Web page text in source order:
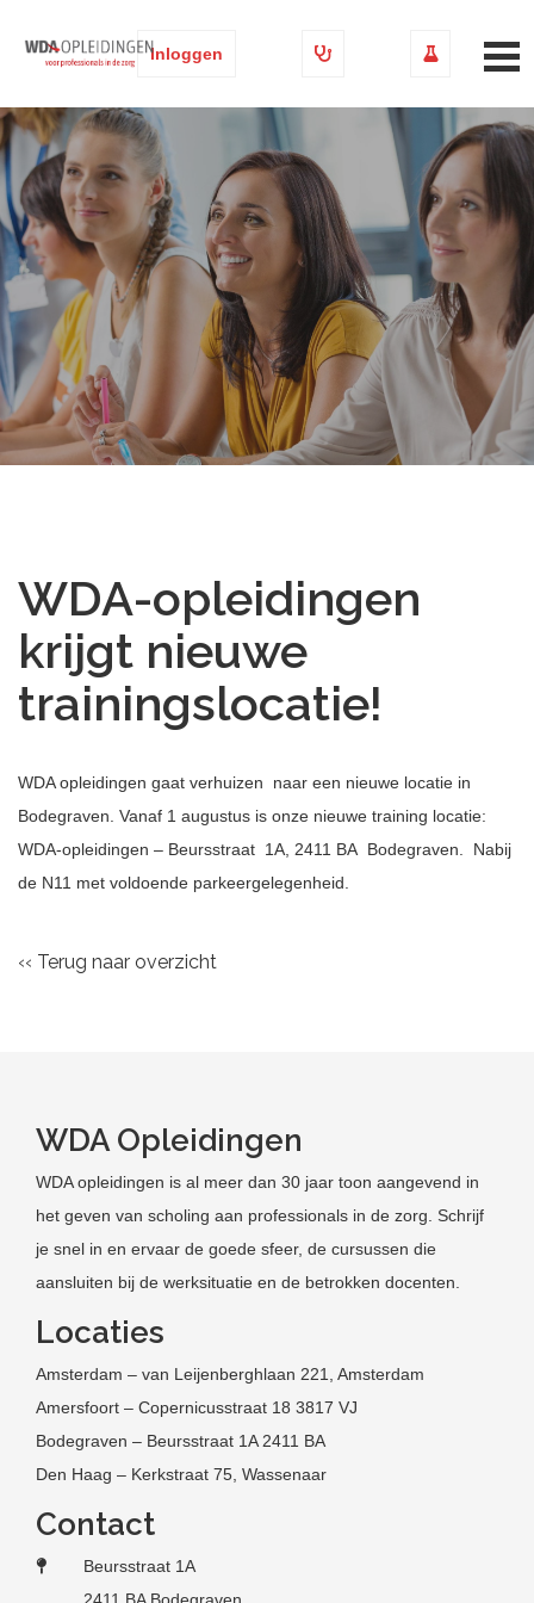
Inloggen
WDA-opleidingen
krijgt nieuwe
trainingslocatie!
WDA opleidingen gaat verhuizen naar een nieuwe locatie in
Bodegraven. Vanaf 1 augustus is onze nieuwe training locatie:
WDA-opleidingen – Beursstraat 1A, 2411 BA Bodegraven. Nabij
de N11 met voldoende parkeergelegenheid.
‹‹ Terug naar overzicht
WDA Opleidingen
WDA opleidingen is al meer dan 30 jaar toon aangevend in
het geven van scholing aan professionals in de zorg. Schrijf
je snel in en ervaar de goede sfeer, de cursussen die
aansluiten bij de werksituatie en de betrokken docenten.
Locaties
Amsterdam – van Leijenberghlaan 221, Amsterdam
Amersfoort – Copernicusstraat 18 3817 VJ
Bodegraven – Beursstraat 1A 2411 BA
Den Haag – Kerkstraat 75, Wassenaar
Contact
Beursstraat 1A